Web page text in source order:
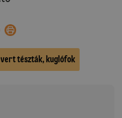
tészták, kuglófok